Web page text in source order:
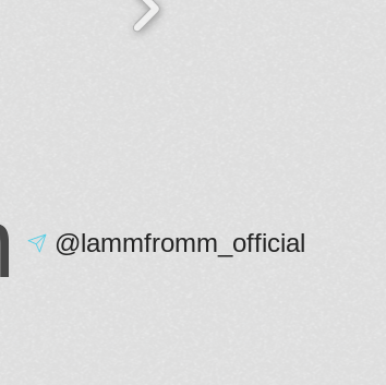
@lammfromm_official